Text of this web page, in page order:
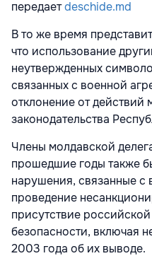
передаетdeschide.md
В то же время
что использование
неутвержденных
связанных с военной
отклонение от
законодательства
Члены молдавской
прошедшие годы также
нарушения, связанные с
проведение
присутствие
безопасности, включая
2003 года об их выводе.